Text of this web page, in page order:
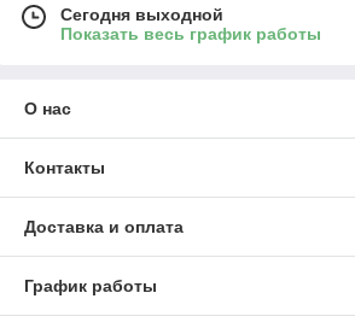
Сегодня выходной
Показать весь график работы
О нас
Контакты
Доставка и оплата
График работы